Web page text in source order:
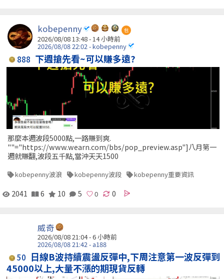
kobepenny 包
2026/08/08 13:48 - 14 小時前
2026/08/08 22:02 - kobepenny
888 下週搶先看~可以賺多遠?
那麼本週波段5000點,一路賺到爽.
""="https://www.wearn.com/bbs/pop_preview.asp"]八月第一
週就賺翻,波段五千點,當沖天天1500
kobepenny波浪 kobepenny波段 kobepenny重要資訊
2041 6 10 5 0
威奇
2026/08/08 21:04 -6 小時前
2026/08/08 21:42 - a188
50 日線B波持續震盪反彈中,下周注意第一波反彈到
45000以上,大量不漲的期現貨反轉